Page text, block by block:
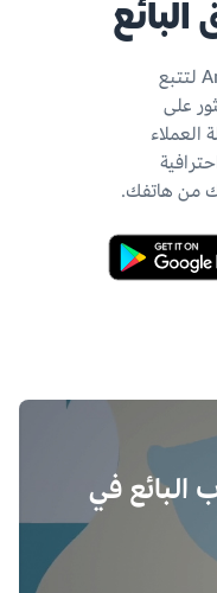
استخدم تطبيق Amazon Seller لتتبع
على
العملاء
من هاتفك.
في